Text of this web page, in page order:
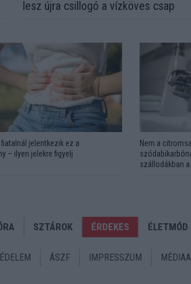
lesz újra csillogó a vízköves csap
fiatalnál jelentkezik ez a
– ilyen jelekre figyelj
Nem a
szállodákban
SZTÁROK ÉRDEKES ÉLETMÓD
ÁSZF IMPRESSZUM